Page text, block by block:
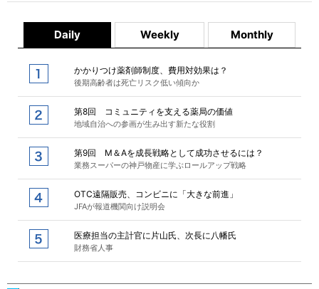
Daily Weekly Monthly
かかりつけ薬剤師制度、費用対効果は？
後期高齢者は死亡リスク低い傾向か
第8回 コミュニティを支える薬局の価値
地域自治への参画が生み出す新たな役割
第9回 M＆Aを成長戦略として成功させるには？
業務スーパーの神戸物産に学ぶロールアップ戦略
OTC遠隔販売、コンビニに「大きな前進」
JFAが報道機関向け説明会
医療担当の主計官に片山氏、次長に八幡氏
財務省人事